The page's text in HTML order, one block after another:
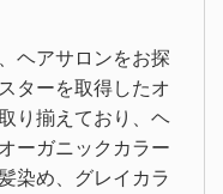
ヘアサロンをお探
ターを取得したオ
り揃えており、ヘ
ーガニックカラー
染め、グレイカラ